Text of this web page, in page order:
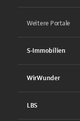
Weitere Portale
S-Immobilien
WirWunder
LBS